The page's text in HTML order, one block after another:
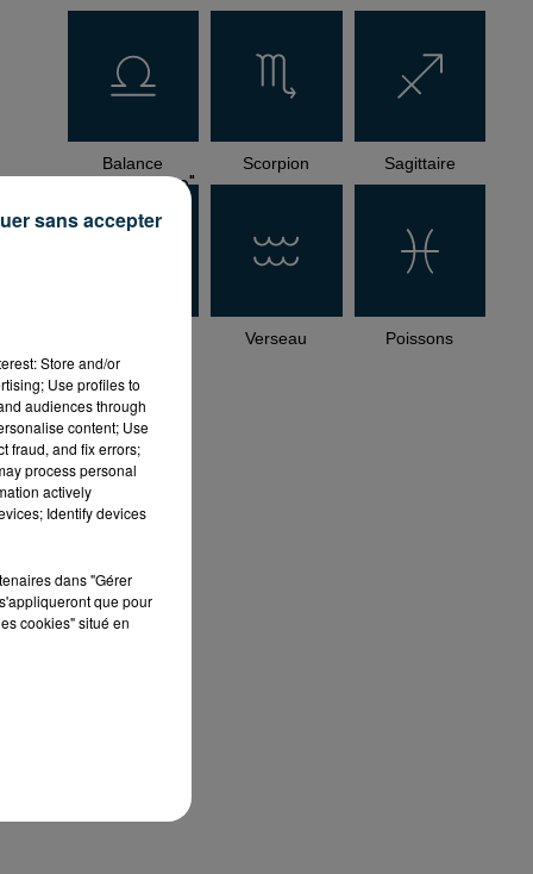
Balance Scorpion Sagittaire
Verseau Poissons
Store and/or
Use profiles to
audiences through
content; Use
fraud, and fix errors;
process personal
actively
Identify devices
dans "Gérer
que pour
cookies" situé en
sans accepter